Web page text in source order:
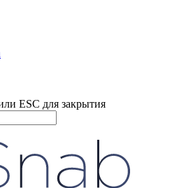
ESC для закрытия